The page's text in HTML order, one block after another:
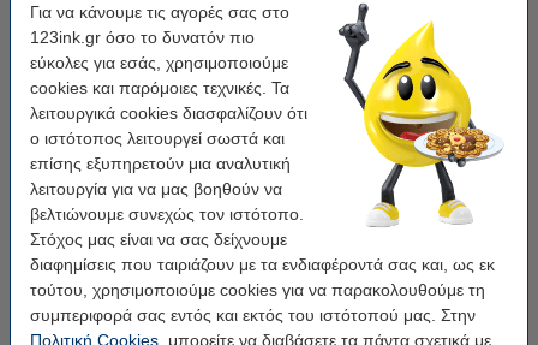
Για να κάνουμε τις αγορές σας στο
123ink.gr όσο το δυνατόν πιο
εύκολες για εσάς, χρησιμοποιούμε
cookies και παρόμοιες τεχνικές. Τα
λειτουργικά cookies διασφαλίζουν ότι
ο ιστότοπος λειτουργεί σωστά και
επίσης εξυπηρετούν μια αναλυτική
λειτουργία για να μας βοηθούν να
βελτιώνουμε συνεχώς τον ιστότοπο.
Στόχος μας είναι να σας δείχνουμε
διαφημίσεις που ταιριάζουν με τα ενδιαφέροντά σας και, ως εκ
τούτου, χρησιμοποιούμε cookies για να παρακολουθούμε τη
συμπεριφορά σας εντός και εκτός του ιστότοπού μας. Στην
Πολιτική Cookies , μπορείτε να διαβάσετε τα πάντα σχετικά με
Χαρακτηριστικά
Μάρκα: Dymo
ετικέτες διευθύνσεων
Διαστάσεις: 36 x 89 mm
Φινίρισμα: matte
EAN: 3026980930936
Κωδικός: 2093093